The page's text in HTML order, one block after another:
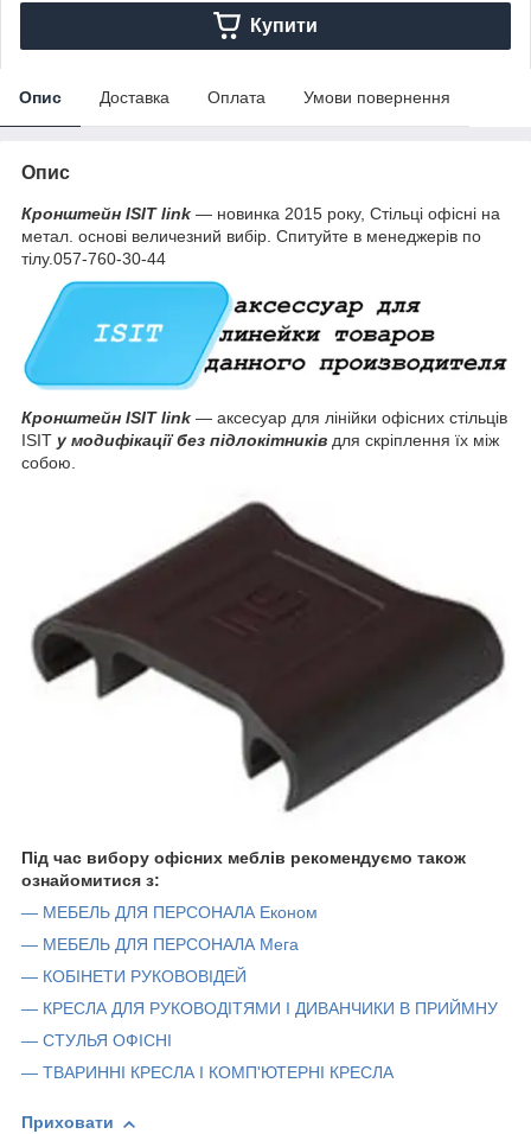
Купити
Опис Доставка Оплата Умови повернення
Опис
Кронштейн ISIT link — новинка 2015 року, Стільці офісні на
метал. основі величезний вибір. Спитуйте в менеджерів по
тілу.057-760-30-44
Кронштейн ISIT link — аксесуар для лінійки офісних стільців
ISIT у модифікації без підлокітників для скріплення їх між
собою.
Під час вибору офісних меблів рекомендуємо також
ознайомитися з:
— МЕБЕЛЬ ДЛЯ ПЕРСОНАЛА Економ
— МЕБЕЛЬ ДЛЯ ПЕРСОНАЛА Мега
— КОБІНЕТИ РУКОВОВІДЕЙ
— КРЕСЛА ДЛЯ РУКОВОДІТЯМИ І ДИВАНЧИКИ В ПРИЙМНУ
— СТУЛЬЯ ОФІСНІ
— ТВАРИННІ КРЕСЛА І КОМП'ЮТЕРНІ КРЕСЛА
Приховати